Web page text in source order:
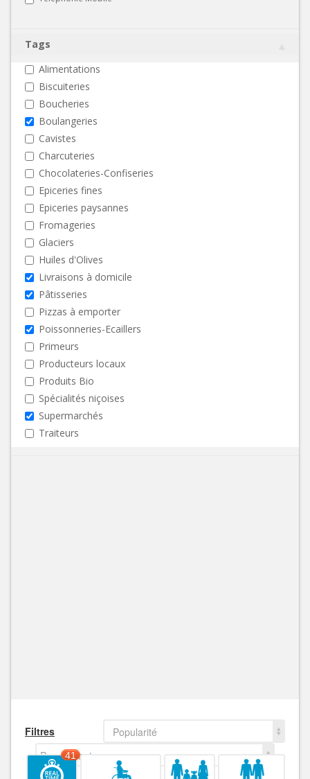
Tags
Alimentations
Biscuiteries
Boucheries
Boulangeries
Cavistes
Charcuteries
Chocolateries-Confiseries
Epiceries fines
Epiceries paysannes
Fromageries
Glaciers
Huiles d'Olives
Livraisons à domicile
Pâtisseries
Pizzas à emporter
Poissonneries-Ecaillers
Primeurs
Producteurs locaux
Produits Bio
Spécialités niçoises
Supermarchés
Traiteurs
Filtres
Popularité
Decroissant
41